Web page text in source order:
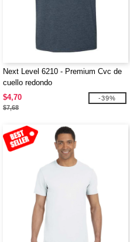
Next Level 6210 - Premium Cvc de
cuello redondo
$4,70
$7,68
-39%